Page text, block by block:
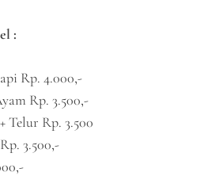
:
Rp. 4.000,-
Rp. 3.500,-
Telur Rp. 3.500
3.500,-